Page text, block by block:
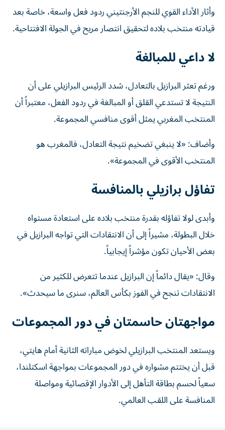
وأثار الأداء القوي للنجم الأرجنتيني ردود فعل واسعة، خاصة بعد
قيادته منتخب بلاده لتحقيق انتصار مريح في الجولة الافتتاحية.
لا داعي للمبالغة
ورغم تعثر البرازيل بالتعادل، شدد الرئيس البرازيلي على أن
النتيجة لا تستدعي القلق أو المبالغة في ردود الفعل، معتبراً أن
المنتخب المغربي يمثل أقوى منافسي المجموعة.
وأضاف: «لا ينبغي تضخيم نتيجة التعادل، فالمغرب هو
المنتخب الأقوى في المجموعة».
تفاؤل برازيلي بالمنافسة
وأبدى لولا تفاؤله بقدرة منتخب بلاده على استعادة مستواه
خلال البطولة، مشيراً إلى أن الانتقادات التي تواجه البرازيل في
بعض الأحيان تكون مؤشراً إيجابياً.
وقال: «يقال دائماً إن البرازيل عندما تتعرض للكثير من
الانتقادات تنجح في الفوز بكأس العالم، سنرى ما سيحدث».
مواجهتان حاسمتان في دور المجموعات
ويستعد المنتخب البرازيلي لخوض مباراته الثانية أمام هايتي،
قبل أن يختتم مشواره في دور المجموعات بمواجهة اسكتلندا،
سعياً لحسم بطاقة التأهل إلى الأدوار الإقصائية ومواصلة
المنافسة على اللقب العالمي.